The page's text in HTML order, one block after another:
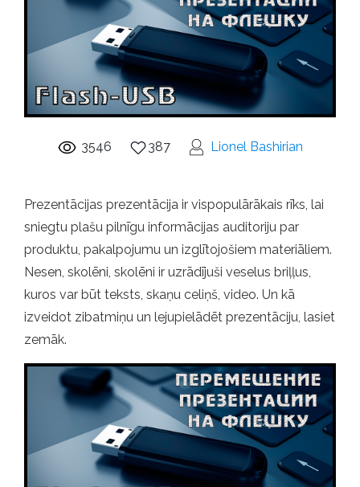
3546 387 Lionel Bashirian
Prezentācijas prezentācija ir vispopulārākais rīks, lai
sniegtu plašu pilnīgu informācijas auditoriju par
produktu, pakalpojumu un izglītojošiem materiāliem.
Nesen, skolēni, skolēni ir uzrādījuši veselus briļļus,
kuros var būt teksts, skaņu celiņš, video. Un kā
izveidot zibatmiņu un lejupielādēt prezentāciju, lasiet
zemāk.